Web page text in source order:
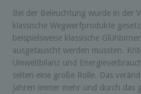
Bei der Beleuchtung wurde in der
klassische Wegwerfprodukte
beispielsweise klassische
ausgetauscht werden mussten.
Umweltbilanz und
selten eine große Rolle. Das
Jahren immer mehr und durch das